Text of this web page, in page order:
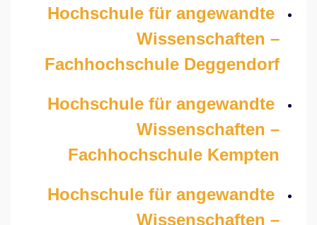
Hochschule für angewandte
Wissenschaften –
Fachhochschule Deggendorf
Hochschule für angewandte
Wissenschaften –
Fachhochschule Kempten
Hochschule für angewandte
Wissenschaften –